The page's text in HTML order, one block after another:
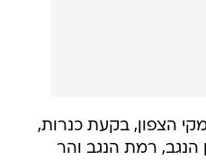
הצפון, בקעת כנרות,
הנגב, רמת הנגב והר